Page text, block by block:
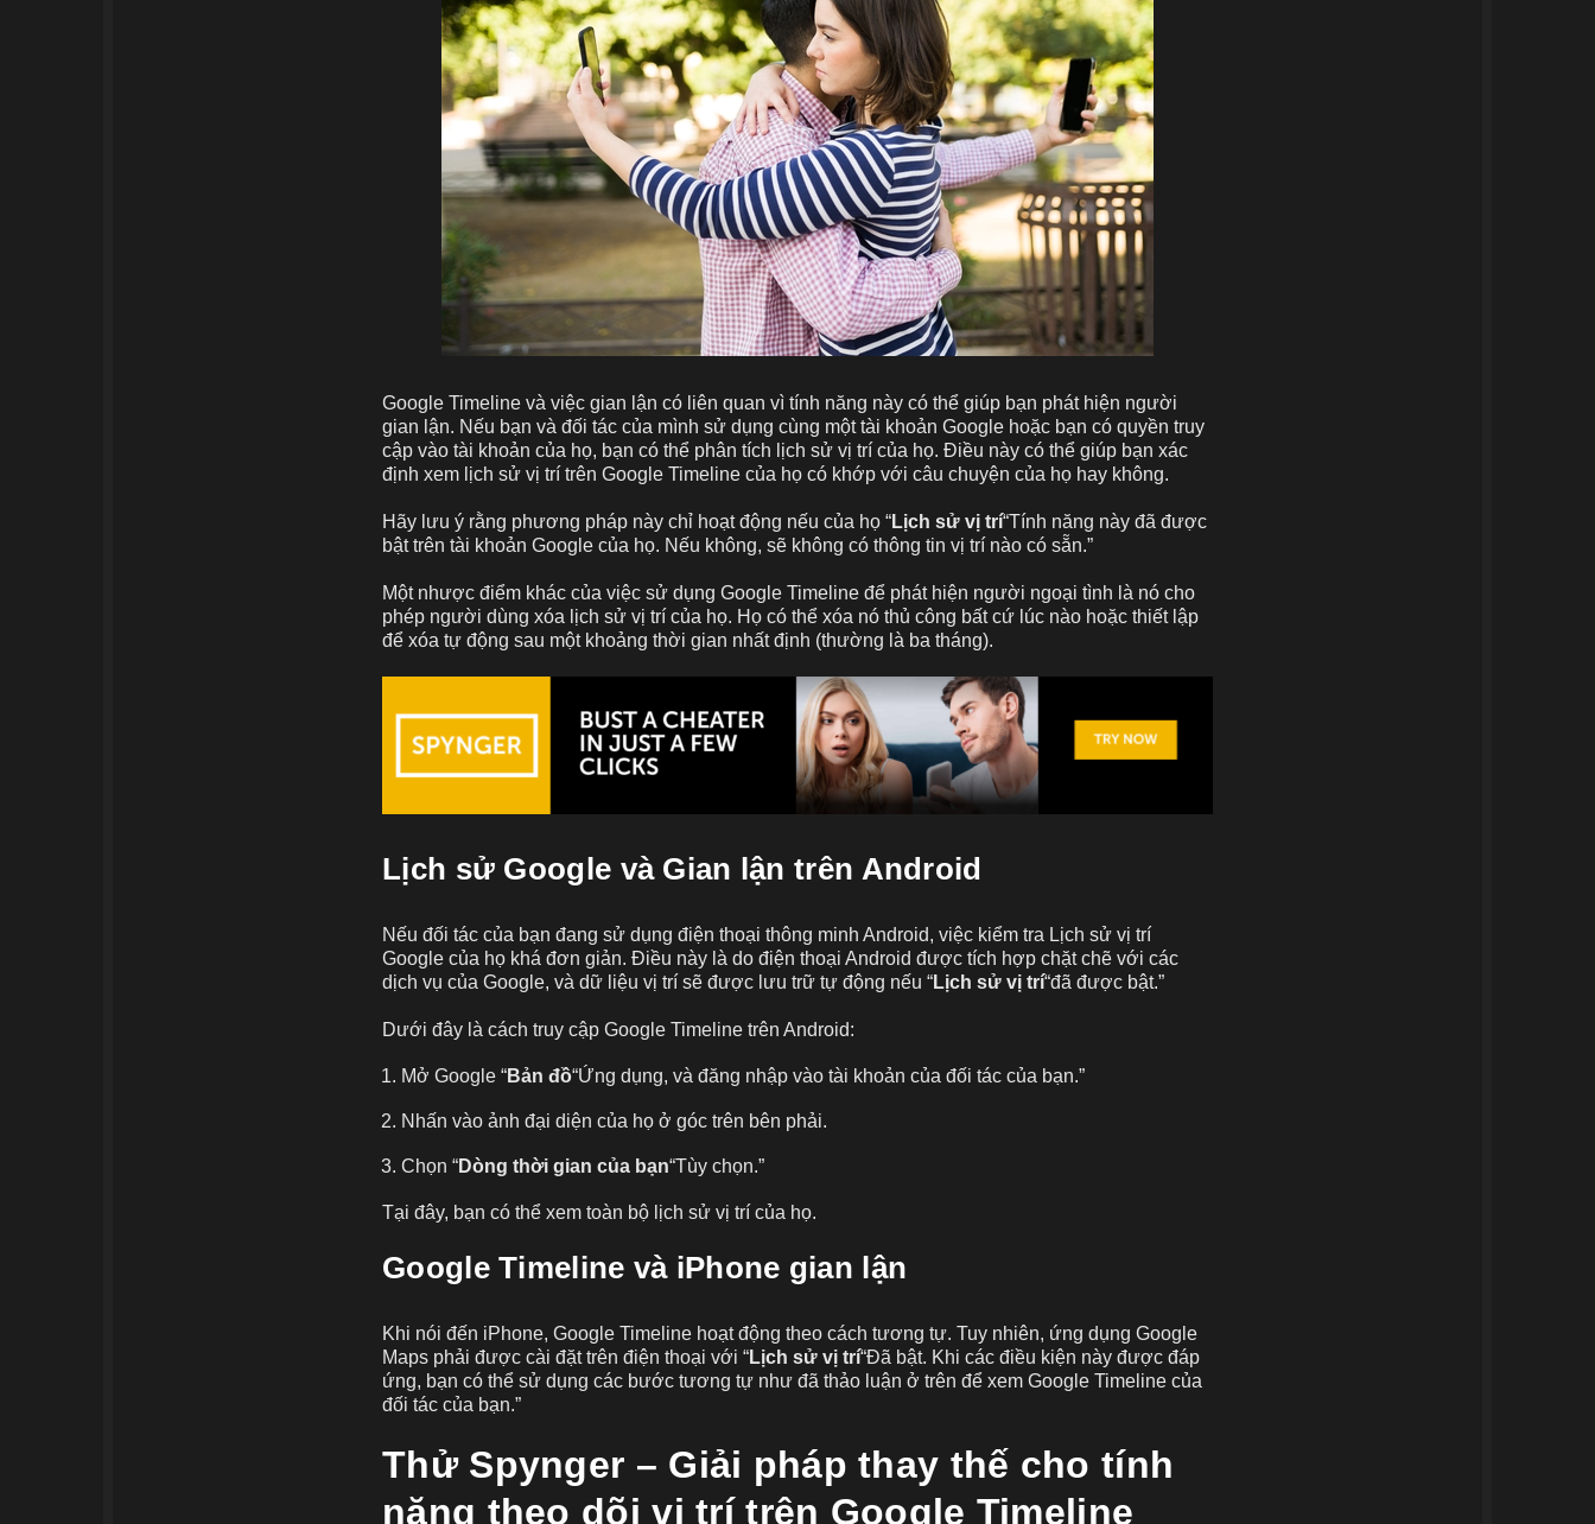
Google Timeline và việc gian lận có liên quan vì tính năng này có thể giúp bạn phát hiện người
gian lận. Nếu bạn và đối tác của mình sử dụng cùng một tài khoản Google hoặc bạn có quyền truy
cập vào tài khoản của họ, bạn có thể phân tích lịch sử vị trí của họ. Điều này có thể giúp bạn xác
định xem lịch sử vị trí trên Google Timeline của họ có khớp với câu chuyện của họ hay không.
Hãy lưu ý rằng phương pháp này chỉ hoạt động nếu của họ “Lịch sử vị trí“Tính năng này đã được
bật trên tài khoản Google của họ. Nếu không, sẽ không có thông tin vị trí nào có sẵn.”
Một nhược điểm khác của việc sử dụng Google Timeline để phát hiện người ngoại tình là nó cho
phép người dùng xóa lịch sử vị trí của họ. Họ có thể xóa nó thủ công bất cứ lúc nào hoặc thiết lập
để xóa tự động sau một khoảng thời gian nhất định (thường là ba tháng).
Lịch sử Google và Gian lận trên Android
Nếu đối tác của bạn đang sử dụng điện thoại thông minh Android, việc kiểm tra Lịch sử vị trí
Google của họ khá đơn giản. Điều này là do điện thoại Android được tích hợp chặt chẽ với các
dịch vụ của Google, và dữ liệu vị trí sẽ được lưu trữ tự động nếu “Lịch sử vị trí“đã được bật.”
Dưới đây là cách truy cập Google Timeline trên Android:
Mở Google “Bản đồ“Ứng dụng, và đăng nhập vào tài khoản của đối tác của bạn.”
Nhấn vào ảnh đại diện của họ ở góc trên bên phải.
Chọn “Dòng thời gian của bạn“Tùy chọn.”
Tại đây, bạn có thể xem toàn bộ lịch sử vị trí của họ.
Google Timeline và iPhone gian lận
Khi nói đến iPhone, Google Timeline hoạt động theo cách tương tự. Tuy nhiên, ứng dụng Google
Maps phải được cài đặt trên điện thoại với “Lịch sử vị trí“Đã bật. Khi các điều kiện này được đáp
ứng, bạn có thể sử dụng các bước tương tự như đã thảo luận ở trên để xem Google Timeline của
đối tác của bạn.”
Thử Spynger – Giải pháp thay thế cho tính
năng theo dõi vị trí trên Google Timeline